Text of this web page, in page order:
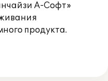
А-Софт»
продукта.